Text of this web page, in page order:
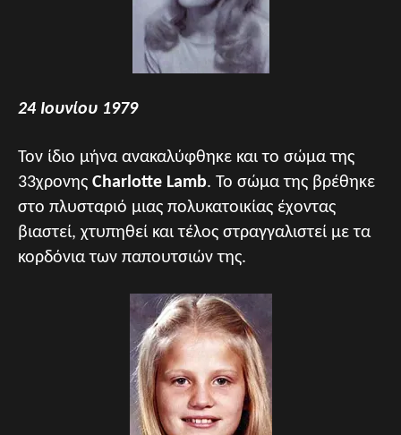
24 Ιουνίου 1979
Τον ίδιο μήνα ανακαλύφθηκε και το σώμα της
33χρονης Charlotte Lamb. Το σώμα της βρέθηκε
στο πλυσταριό μιας πολυκατοικίας έχοντας
βιαστεί, χτυπηθεί και τέλος στραγγαλιστεί με τα
κορδόνια των παπουτσιών της.